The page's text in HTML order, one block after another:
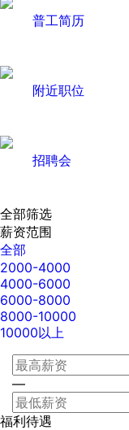
普工简历
附近职位
招聘会
全部筛选
薪资范围
全部
2000-4000
4000-6000
6000-8000
8000-10000
10000以上
—
福利待遇